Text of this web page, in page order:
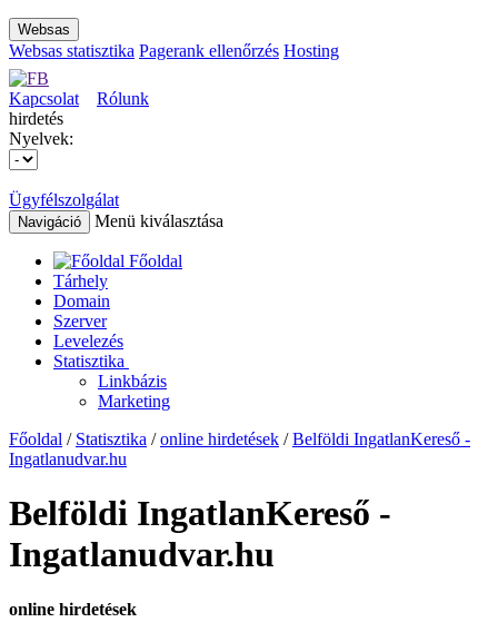
Websas
Websas statisztika Pagerank ellenőrzés Hosting
Kapcsolat
Rólunk
hirdetés
Nyelvek:
Ügyfélszolgálat
Navigáció Menü kiválasztása
Főoldal
Tárhely
Domain
Szerver
Levelezés
Statisztika
Linkbázis
Marketing
Főoldal / Statisztika /online hirdetések /Belföldi IngatlanKereső -
Ingatlanudvar.hu
Belföldi IngatlanKereső -
Ingatlanudvar.hu
online hirdetések